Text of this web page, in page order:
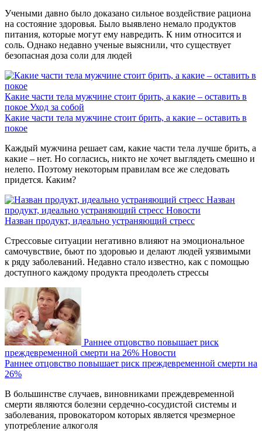
Учеными давно было доказано сильное воздействие рациона
на состояние здоровья. Было выявлено немало продуктов
питания, которые могут ему навредить. К ним относится и
соль. Однако недавно ученые выяснили, что существует
безопасная доза соли для людей
Какие части тела мужчине стоит брить, а какие – оставить в
покое Уход за собой
Какие части тела мужчине стоит брить, а какие – оставить в
покое
Каждый мужчина решает сам, какие части тела лучше брить, а
какие – нет. Но согласись, никто не хочет выглядеть смешно и
нелепо. Поэтому некоторым правилам все же следовать
придется. Каким?
Назван
продукт, идеально устраняющий стресс Новости
Назван продукт, идеально устраняющий стресс
Стрессовые ситуации негативно влияют на эмоциональное
самочувствие, бьют по здоровью и делают людей уязвимыми
к ряду заболеваний. Недавно стало известно, как с помощью
доступного каждому продукта преодолеть стрессы
Раннее отцовство повышает риск
преждевременной смерти на 26% Новости
Раннее отцовство повышает риск преждевременной смерти на
26%
В большинстве случаев, виновниками преждевременной
смерти являются болезни сердечно-сосудистой системы и
заболевания, провокатором которых является чрезмерное
употребление алкоголя